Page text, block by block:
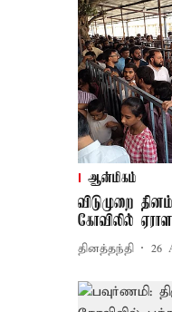
ஆன்மிகம்
விடுமுறை
கோவிலில்
தினத்தந்தி 26